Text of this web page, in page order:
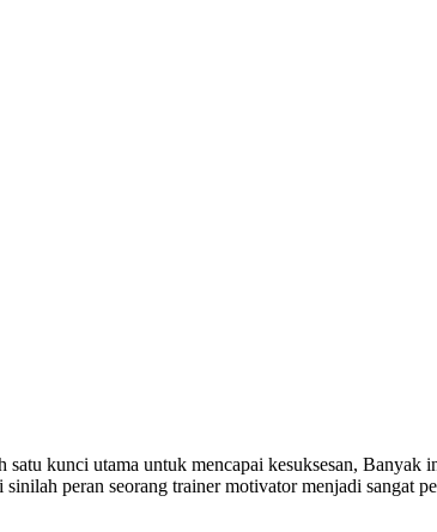
kunci utama untuk mencapai kesuksesan,
peran seorang trainer motivator menjadi sangat